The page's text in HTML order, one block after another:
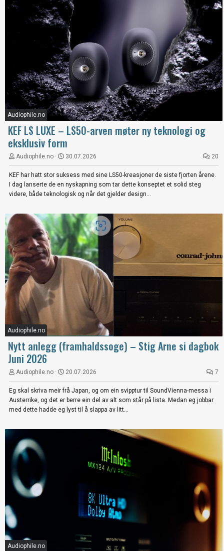
Audiophile.no
KEF LS LUXE – LS50-arven møter ny teknologi og
eksklusiv form
Audiophile.no 30.07.2026 20
KEF har hatt stor suksess med sine LS50-kreasjoner de siste fjorten årene.
I dag lanserte de en nyskapning som tar dette konseptet et solid steg
videre, både teknologisk og når det gjelder design...
Audiophile.no
Nytt anlegg (framhaldssoge) – Stig Arne si dagbok
Juni 2026
Audiophile.no 20.07.2026 7
Eg skal skriva meir frå Japan, og om ein svipptur til SoundVienna-messa i
Austerrike, og det er berre ein del av alt som står på lista. Medan eg jobbar
med dette hadde eg lyst til å slappa av litt...
Audiophile.no